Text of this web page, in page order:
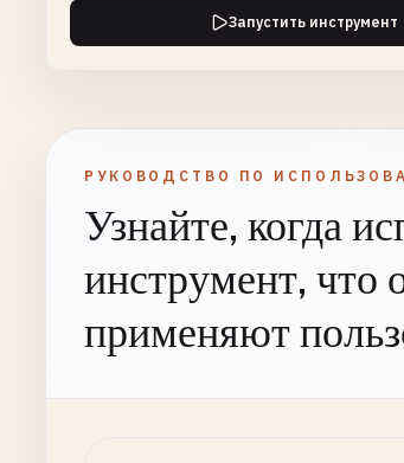
Запустить инструмент
РУКОВОДСТВО ПО
Узнайте, когда
инструмент, что
применяют